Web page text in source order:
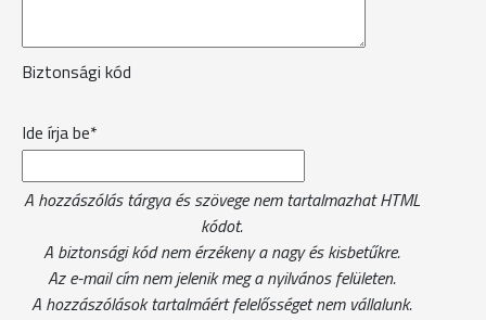
Biztonsági kód
Ide írja be*
A hozzászólás tárgya és szövege nem tartalmazhat HTML
kódot.
A biztonsági kód nem érzékeny a nagy és kisbetűkre.
Az e-mail cím nem jelenik meg a nyilvános felületen.
A hozzászólások tartalmáért felelősséget nem vállalunk.